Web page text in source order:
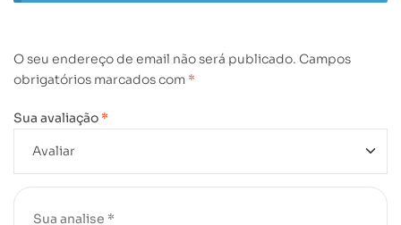
O seu endereço de email não será publicado. Campos
obrigatórios marcados com *
Sua avaliação *